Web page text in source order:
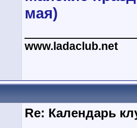
мая)
www.ladaclub.net
Re: Календарь